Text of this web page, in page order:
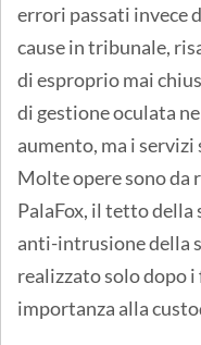
errori passati invece
cause in tribunale,
di esproprio mai
di gestione oculata
aumento, ma i
Molte opere sono da
PalaFox, il tetto della
anti-intrusione della
realizzato solo dopo
importanza alla